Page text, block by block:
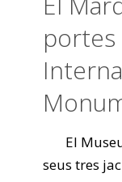
portes
El Museu
seus tres